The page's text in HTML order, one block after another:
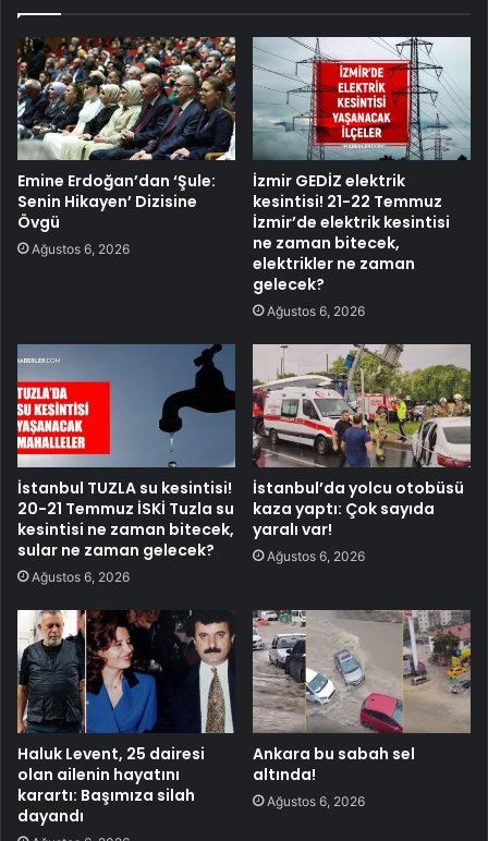
Emine Erdoğan’dan ‘Şule:
Senin Hikayen’ Dizisine
Övgü
Ağustos 6, 2026
İzmir GEDİZ elektrik
kesintisi! 21-22 Temmuz
İzmir’de elektrik kesintisi
ne zaman bitecek,
elektrikler ne zaman
gelecek?
Ağustos 6, 2026
İstanbul TUZLA su kesintisi!
20-21 Temmuz İSKİ Tuzla su
kesintisi ne zaman bitecek,
sular ne zaman gelecek?
Ağustos 6, 2026
İstanbul’da yolcu otobüsü
kaza yaptı: Çok sayıda
yaralı var!
Ağustos 6, 2026
Haluk Levent, 25 dairesi
olan ailenin hayatını
karartı: Başımıza silah
dayandı
Ankara bu sabah sel
altında!
Ağustos 6, 2026